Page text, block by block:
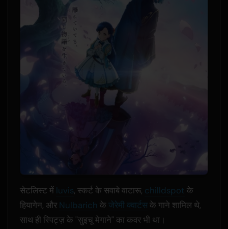
सेटलिस्ट में luvis, स्कर्ट के सवाबे वाटारू, chilldspot के
हियागेन, और Nulbarich केजेरेमी क्वार्टसके गाने शामिल थे,
साथ ही स्पिट्ज़ के "सुइचू मेगाने" का कवर भी था।